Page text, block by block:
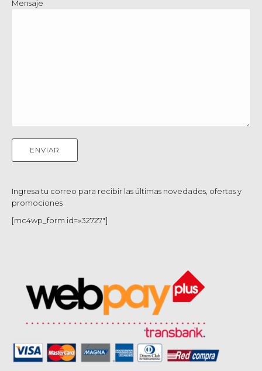
Mensaje
Ingresa tu correo para recibir las últimas novedades, ofertas y
promociones
[mc4wp_form id=»32727″]